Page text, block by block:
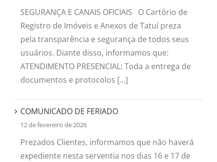
SEGURANÇA E CANAIS OFICIAIS O Cartório de
Registro de Imóveis e Anexos de Tatuí preza
pela transparência e segurança de todos seus
usuários. Diante disso, informamos que:
ATENDIMENTO PRESENCIAL: Toda a entrega de
documentos e protocolos [...]
COMUNICADO DE FERIADO
12 de fevereiro de 2026
Prezados Clientes, informamos que não haverá
expediente nesta serventia nos dias 16 e 17 de